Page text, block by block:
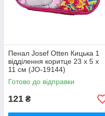
Пенал Josef Otten Кицька 1
відділення коритце 23 х 5 х
11 см (JO-19144)
Готово до відправки
121 ₴